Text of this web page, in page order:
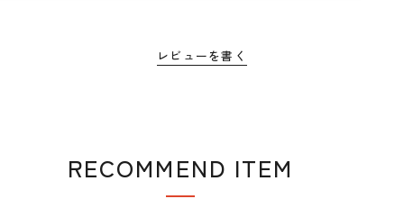
レビューを書く
RECOMMEND ITEM